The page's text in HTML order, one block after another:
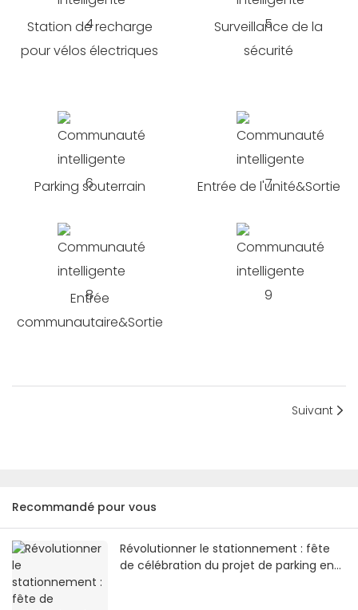
Station de recharge
pour vélos électriques
Surveillance de la
sécurité
Parking souterrain Entrée de l'unité&Sortie
Entrée
communautaire&Sortie
Suivant
Recommandé pour vous
Révolutionner le stationnement : fête
de célébration du projet de parking en